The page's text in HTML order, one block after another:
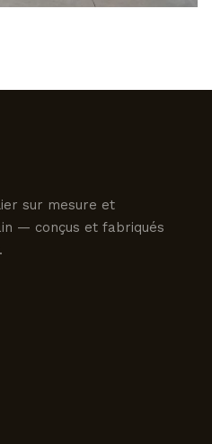
sur mesure et
— conçus et fabriqués